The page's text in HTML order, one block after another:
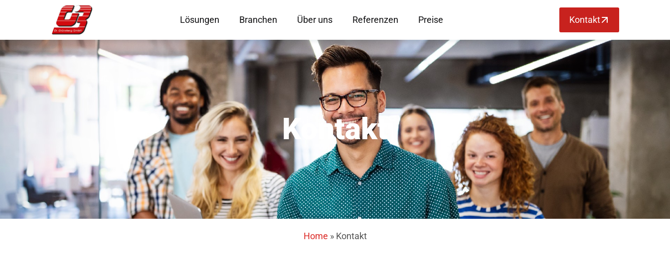
Lösungen Branchen Über uns Referenzen Preise Kontakt
Kontakt
Home » Kontakt